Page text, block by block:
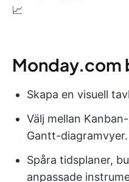
📈
Monday.com
Skapa en visuell
Välj mellan
Gantt-diagramvyer.
Spåra tidsplaner,
anpassade